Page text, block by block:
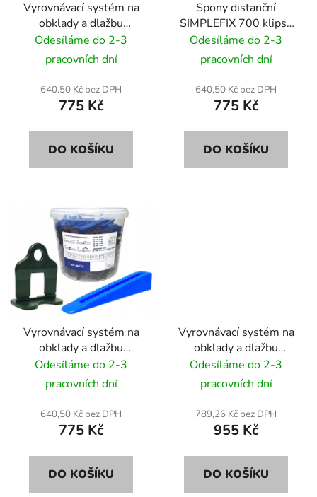
Vyrovnávací systém na
obklady a dlažbu
SIMPLEFIX 100 klíny +
500 spony 2,0 mm
Odesíláme do 2-3
pracovních dní
640,50 Kč bez DPH
775 Kč
DO KOŠÍKU
Spony distanční
SIMPLEFIX 700 klipsů
3,0 mm
Odesíláme do 2-3
pracovních dní
640,50 Kč bez DPH
775 Kč
DO KOŠÍKU
Vyrovnávací systém na
obklady a dlažbu
SIMPLEFIX 100 klíny +
500 spony 1,0 mm
Odesíláme do 2-3
pracovních dní
640,50 Kč bez DPH
775 Kč
DO KOŠÍKU
Vyrovnávací systém na
obklady a dlažbu
SIMPLEFIX 100 klíny +
500 spony + kleště 1,0
Odesíláme do 2-3
pracovních dní
789,26 Kč bez DPH
955 Kč
DO KOŠÍKU